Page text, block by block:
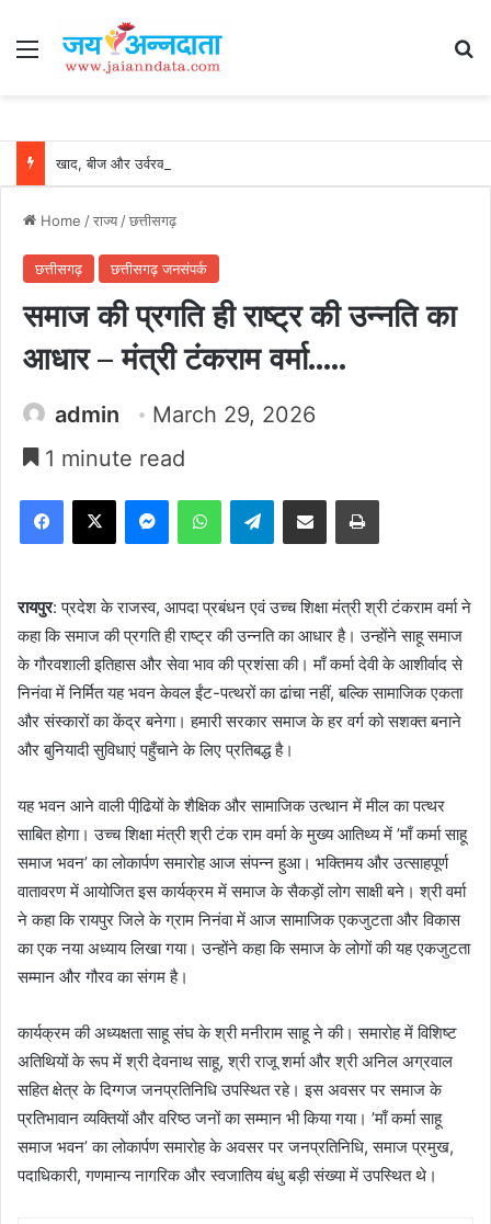
Menu
Home /राज्य/छत्तीसगढ़
छत्तीसगढ़ छत्तीसगढ़ जनसंपर्क
समाज की प्रगति ही राष्ट्र की उन्नति का
आधार – मंत्री टंकराम वर्मा…..
admin
March 29, 2026
1 minute read
Facebook
X MessengerWhatsAppTelegramShare via Email Print
रायपुर: प्रदेश के राजस्व, आपदा प्रबंधन एवं उच्च शिक्षा मंत्री श्री टंकराम वर्मा ने
कहा कि समाज की प्रगति ही राष्ट्र की उन्नति का आधार है। उन्होंने साहू समाज
के गौरवशाली इतिहास और सेवा भाव की प्रशंसा की। माँ कर्मा देवी के आशीर्वाद से
निनंवा में निर्मित यह भवन केवल ईंट-पत्थरों का ढांचा नहीं, बल्कि सामाजिक एकता
और संस्कारों का केंद्र बनेगा। हमारी सरकार समाज के हर वर्ग को सशक्त बनाने
और बुनियादी सुविधाएं पहुँचाने के लिए प्रतिबद्ध है।
यह भवन आने वाली पीढि़यों के शैक्षिक और सामाजिक उत्थान में मील का पत्थर
साबित होगा। उच्च शिक्षा मंत्री श्री टंक राम वर्मा के मुख्य आतिथ्य में ’माँ कर्मा साहू
समाज भवन’ का लोकार्पण समारोह आज संपन्न हुआ। भक्तिमय और उत्साहपूर्ण
वातावरण में आयोजित इस कार्यक्रम में समाज के सैकड़ों लोग साक्षी बने। श्री वर्मा
ने कहा कि रायपुर जिले के ग्राम निनंवा में आज सामाजिक एकजुटता और विकास
का एक नया अध्याय लिखा गया। उन्होंने कहा कि समाज के लोगों की यह एकजुटता
सम्मान और गौरव का संगम है।
कार्यक्रम की अध्यक्षता साहू संघ के श्री मनीराम साहू ने की। समारोह में विशिष्ट
अतिथियों के रूप में श्री देवनाथ साहू, श्री राजू शर्मा और श्री अनिल अग्रवाल
सहित क्षेत्र के दिग्गज जनप्रतिनिधि उपस्थित रहे। इस अवसर पर समाज के
प्रतिभावान व्यक्तियों और वरिष्ठ जनों का सम्मान भी किया गया। ’माँ कर्मा साहू
समाज भवन’ का लोकार्पण समारोह के अवसर पर जनप्रतिनिधि, समाज प्रमुख,
पदाधिकारी, गणमान्य नागरिक और स्वजातिय बंधु बड़ी संख्या में उपस्थित थे।